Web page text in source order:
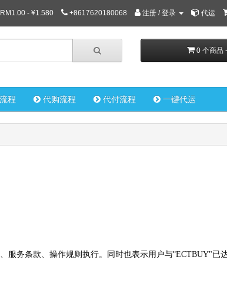
RM1.00 - ¥1.580 +8617620180068 注册 / 登录 代运
0 个商品
程 代购流程 代付流程 一键代运
服务条款、操作规则执行。同时也表示用户与"ECTBUY"已